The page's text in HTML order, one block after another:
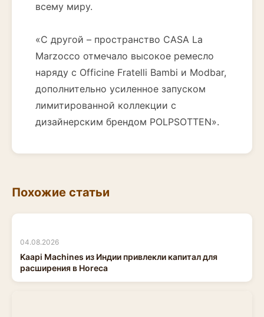
всему миру.
«С другой – пространство CASA La
Marzocco отмечало высокое ремесло
наряду с Officine Fratelli Bambi и Modbar,
дополнительно усиленное запуском
лимитированной коллекции с
дизайнерским брендом POLPSOTTEN».
Похожие статьи
04.08.2026
Kaapi Machines из Индии привлекли капитал для
расширения в Horeca